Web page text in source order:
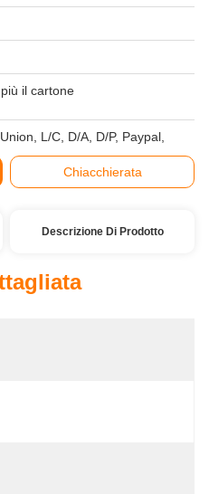
il cartone
L/C, D/A, D/P, Paypal,
Chiacchierata
Descrizione Di Prodotto